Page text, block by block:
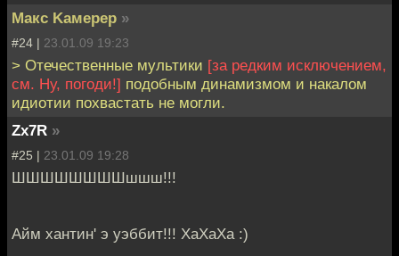
Mакс Kамерер »
#24 | 23.01.09 19:23
> Отечественные мультики [за редким исключением,
см. Ну, погоди!] подобным динамизмом и накалом
идиотии похвастать не могли.
Zx7R »
#25 | 23.01.09 19:28
ШШШШШШШШшшш!!!
Айм хантин' э уэббит!!! ХаХаХа :)